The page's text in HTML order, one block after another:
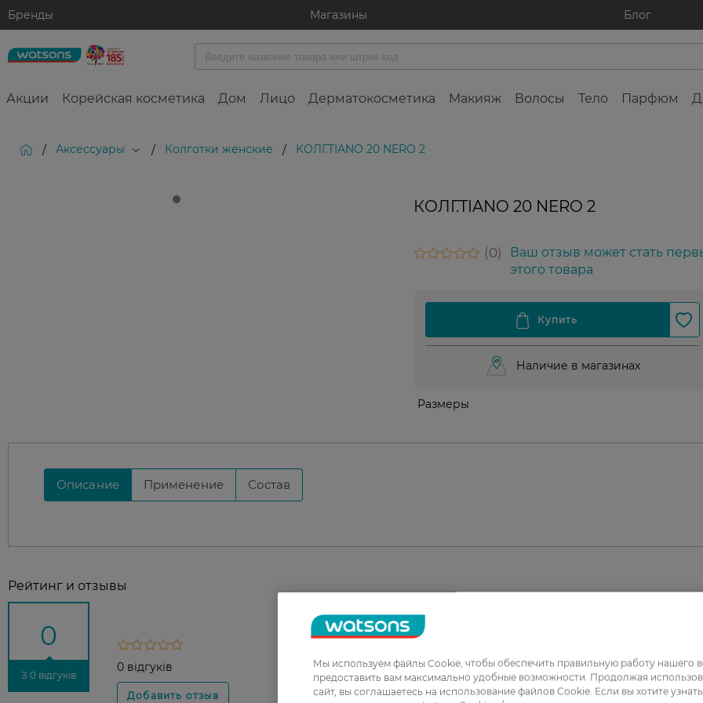
Бренды Магазины Блог
Акции Корейская косметика Дом Лицо Дерматокосметика Макияж Волосы Тело Парфюм
/ Аксессуары / Колготки женские / КОЛГ.TIANO 20 NERO 2
КОЛГ.TIANO 20 NERO 2
0
Ваш отзыв может стать
этого товара
Наличие в магазинах
Размеры
Описание Применение Состав
Рейтинг и отзывы
0
З 0 відгуків
0 відгуків
3
4
Мы используем файлы Cookie, чтобы обеспечить правильную работу нашего
предоставить вам максимально удобные возможности. Продолжая
сайт, вы соглашаетесь на использование файлов Cookie. Если вы хотите